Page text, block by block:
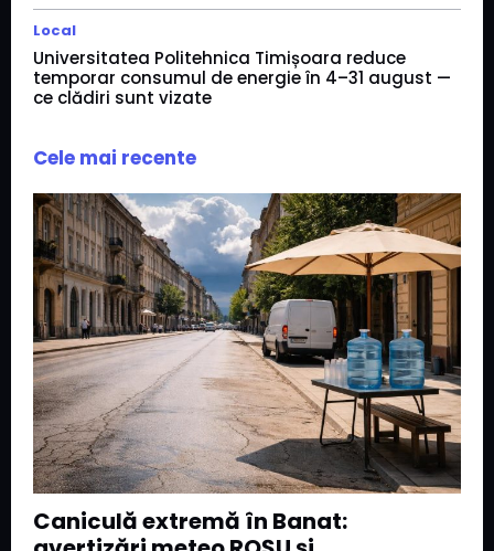
Local
Universitatea Politehnica Timișoara reduce
temporar consumul de energie în 4–31 august —
ce clădiri sunt vizate
Cele mai recente
Caniculă extremă în Banat: